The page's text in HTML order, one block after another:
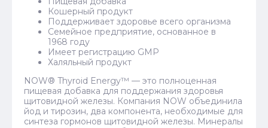
Кошерный продукт
Поддерживает здоровье всего организма
Семейное предприятие, основанное в
1968 году
Имеет регистрацию GMP
Халяльный продукт
NOW® Thyroid Energy™ — это полноценная
пищевая добавка для поддержания здоровья
щитовидной железы. Компания NOW объединила
йод и тирозин, два компонента, необходимые для
синтеза гормонов щитовидной железы. Минералы